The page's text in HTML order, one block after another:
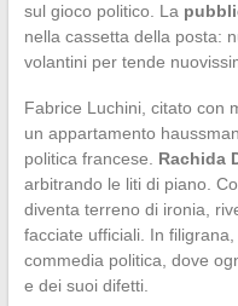
sul gioco politico. La
nella cassetta della posta:
volantini per tende
Fabrice Luchini, citato con
un appartamento
politica francese. Rachida
arbitrando le liti di piano.
diventa terreno di ironia,
facciate ufficiali. In
commedia politica, dove
e dei suoi difetti.